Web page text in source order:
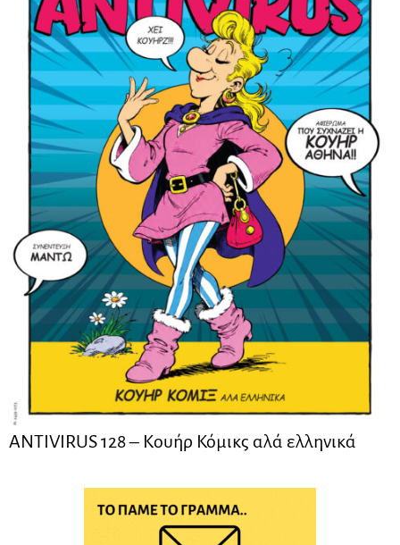
ANTIVIRUS 128 – Kουήρ Κόμικς αλά ελληνικά